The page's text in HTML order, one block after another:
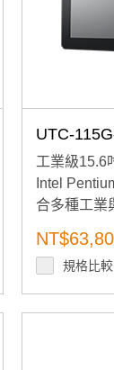
UTC-
工業級15.6
Intel
合多種工業
規格比較